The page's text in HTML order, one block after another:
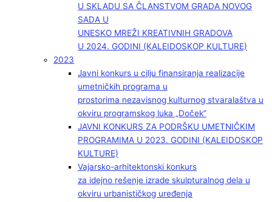
U SKLADU SA ČLANSTVOM GRADA NOVOG
SADA U
UNESKO MREŽI KREATIVNIH GRADOVA
U 2024. GODINI (KALEIDOSKOP KULTURE)
2023
Javni konkurs u cilju finansiranja realizacije
umetničkih programa u
prostorima nezavisnog kulturnog stvaralaštva u
okviru programskog luka „Doček”
JAVNI KONKURS ZA PODRŠKU UMETNIČKIM
PROGRAMIMA U 2023. GODINI (KALEIDOSKOP
KULTURE)
Vajarsko-arhitektonski konkurs
za idejno rešenje izrade skulpturalnog dela u
okviru urbanističkog uređenja